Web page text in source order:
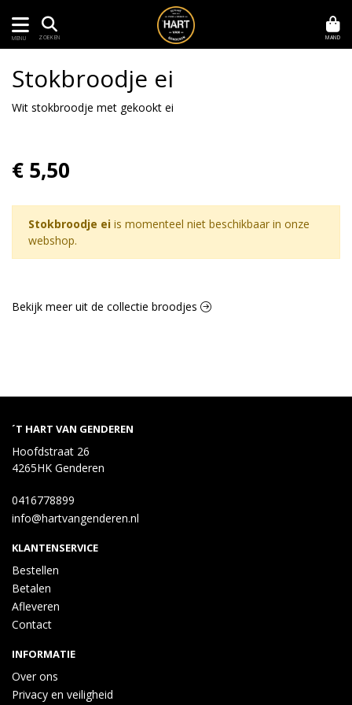
MENU ZOEKEN MAND
Stokbroodje ei
Wit stokbroodje met gekookt ei
€ 5,50
Stokbroodje ei is momenteel niet beschikbaar in onze
webshop.
Bekijk meer uit de collectie broodjes
´T HART VAN GENDEREN
Hoofdstraat 26
4265HK Genderen
0416778899
info@hartvangenderen.nl
KLANTENSERVICE
Bestellen
Betalen
Afleveren
Contact
INFORMATIE
Over ons
Privacy en veiligheid